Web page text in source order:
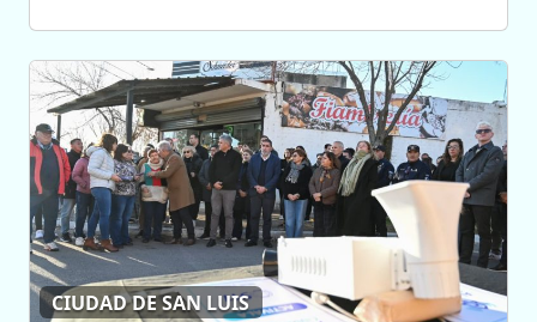
CIUDAD DE SAN LUIS